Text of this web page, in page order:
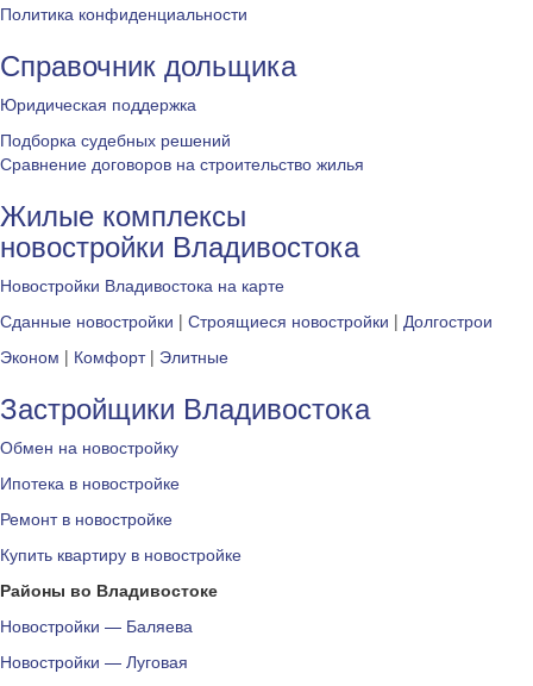
Политика конфиденциальности
Справочник дольщика
Юридическая поддержка
Подборка судебных решений
Сравнение договоров на строительство жилья
Жилые комплексы
новостройки Владивостока
Новостройки Владивостока на карте
Сданные новостройки | Строящиеся новостройки | Долгострои
Эконом | Комфорт| Элитные
Застройщики Владивостока
Обмен на новостройку
Ипотека в новостройке
Ремонт в новостройке
Купить квартиру в новостройке
Районы во Владивостоке
Новостройки — Баляева
Новостройки — Луговая